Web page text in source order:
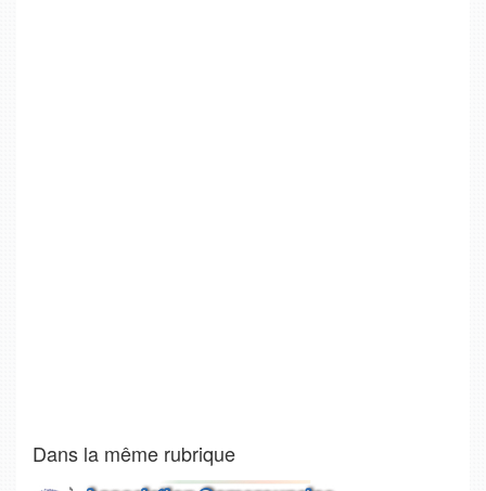
Dans la même rubrique